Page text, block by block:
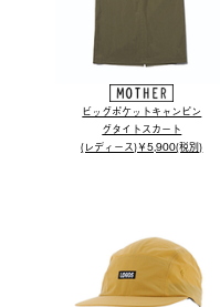
ビッグポケットキャンピン
グタイトスカート
(レディース)￥5,900(税別)